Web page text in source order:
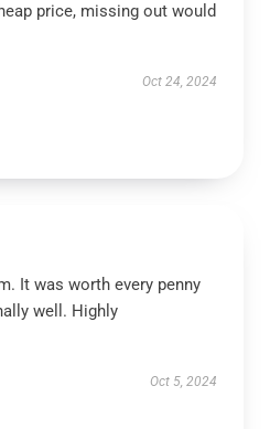
price, missing out would
Oct 24, 2024
It was worth every penny
well. Highly
Oct 5, 2024